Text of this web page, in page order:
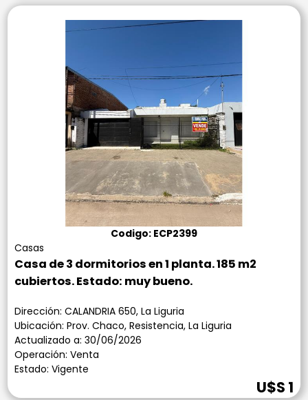
Codigo: ECP2399
Casas
Casa de 3 dormitorios en 1 planta. 185 m2
cubiertos. Estado: muy bueno.
Dirección: CALANDRIA 650, La Liguria
Ubicación: Prov. Chaco, Resistencia, La Liguria
Actualizado a: 30/06/2026
Operación: Venta
Estado: Vigente
U$S 1